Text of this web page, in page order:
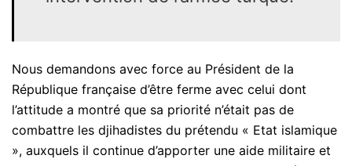
Nous demandons avec force au Président de la
République française d’être ferme avec celui dont
l’attitude a montré que sa priorité n’était pas de
combattre les djihadistes du prétendu « Etat islamique
», auxquels il continue d’apporter une aide militaire et